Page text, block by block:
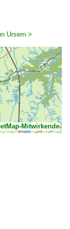
Ursern >
Mitwirkende